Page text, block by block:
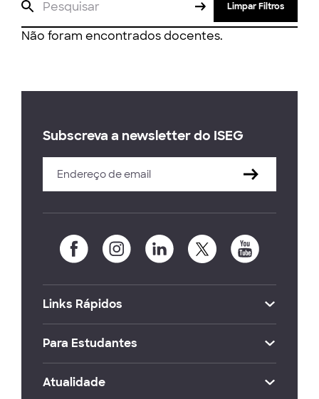
Limpar Filtros
Não foram encontrados docentes.
Subscreva a newsletter do ISEG
Links Rápidos
Para Estudantes
Atualidade